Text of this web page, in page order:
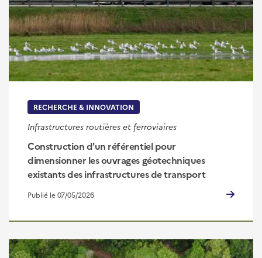
RECHERCHE & INNOVATION
Infrastructures routières et ferroviaires
Construction d'un référentiel pour
dimensionner les ouvrages géotechniques
existants des infrastructures de transport
Publié le 07/05/2026